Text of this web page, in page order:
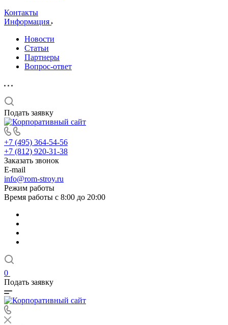
Контакты
Информация
Новости
Статьи
Партнеры
Вопрос-ответ
Подать заявку
+7 (495) 364-54-56
+7 (812) 920-31-38
Заказать звонок
E-mail
info@rom-stroy.ru
Режим работы
Время работы с 8:00 до 20:00
0
Подать заявку